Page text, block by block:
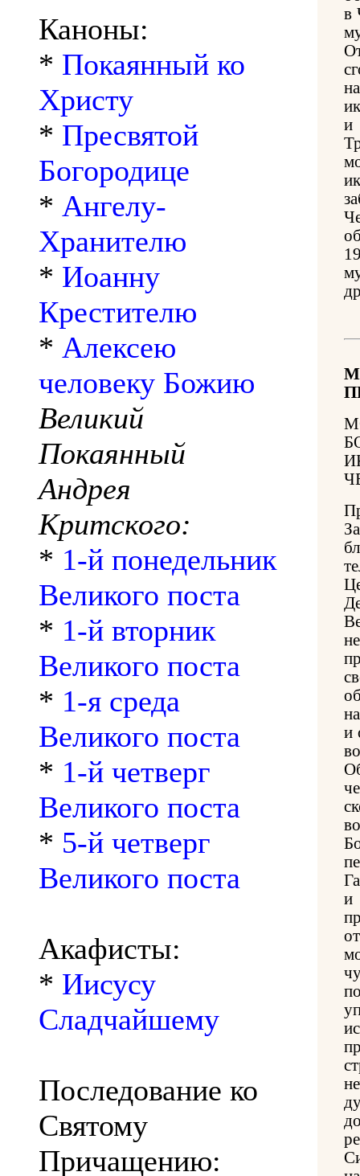
Каноны:
* Покаянный ко
Христу
* Пресвятой
Богородице
* Ангелу-
Хранителю
* Иоанну
Крестителю
* Алексею
человеку Божию
Великий
Покаянный
Андрея
Критского:
* 1-й понедельник
Великого поста
* 1-й вторник
Великого поста
* 1-я среда
Великого поста
* 1-й четверг
Великого поста
* 5-й четверг
Великого поста
Акафисты:
* Иисусу
Сладчайшему
Последование ко
Святому
Причащению:
в
и
и
и